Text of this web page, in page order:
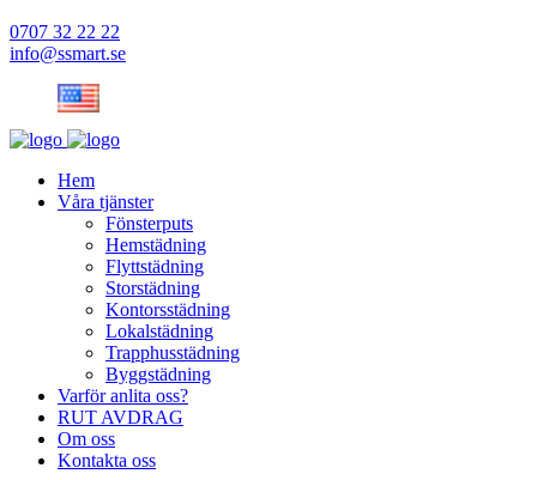
0707 32 22 22
info@ssmart.se
Hem
Våra tjänster
Fönsterputs
Hemstädning
Flyttstädning
Storstädning
Kontorsstädning
Lokalstädning
Trapphusstädning
Byggstädning
Varför anlita oss?
RUT AVDRAG
Om oss
Kontakta oss